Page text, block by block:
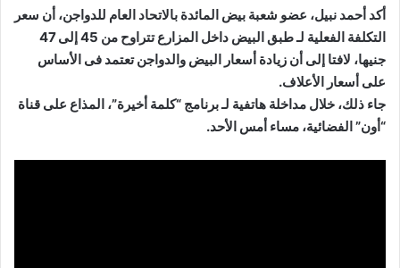
أكد أحمد نبيل، عضو شعبة بيض المائدة بالاتحاد العام للدواجن، أن سعر
التكلفة الفعلية لـ طبق البيض داخل المزارع تتراوح من 45 إلى 47
جنيها، لافتا إلى أن زيادة أسعار البيض والدواجن تعتمد فى الأساس
على أسعار الأعلاف.
جاء ذلك، خلال مداخلة هاتفية لـ برنامج “كلمة أخيرة”، المذاع على قناة
“أون” الفضائية، مساء أمس الأحد.